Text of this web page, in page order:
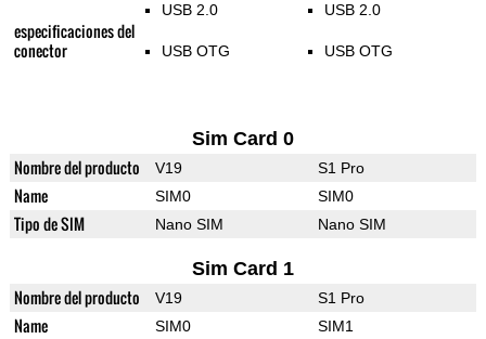
especificaciones del
conector
USB 2.0
USB OTG
USB 2.0
USB OTG
Sim Card 0
Nombre del producto V19 S1 Pro
Name SIM0 SIM0
Tipo de SIM Nano SIM Nano SIM
Sim Card 1
Nombre del producto V19 S1 Pro
Name SIM0 SIM1